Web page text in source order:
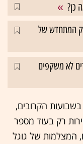
כן?
המתחדש של
לא משקפים
בשבועות הקרובים,
רק בעוד מספר
המצלמות של גוגל